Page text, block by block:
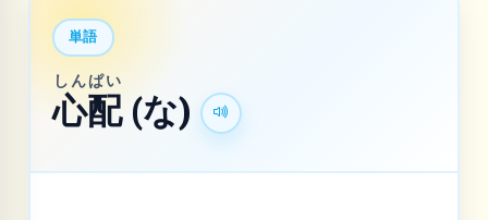
単語
心配
しんぱい
(な)